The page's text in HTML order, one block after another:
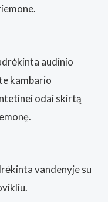
audinio
kambario
odai skirtą
vandenyje su